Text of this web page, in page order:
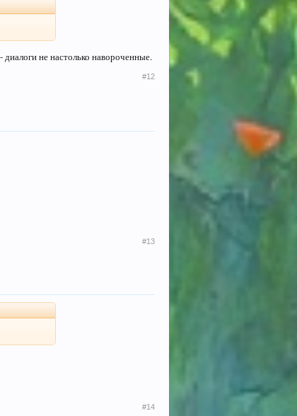
не настолько навороченные.
#12
#13
#14